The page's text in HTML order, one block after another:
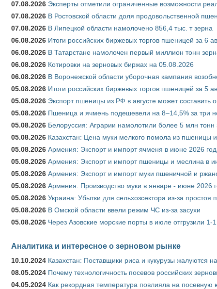
07.08.2026 Эксперты отметили ограниченные возможности
07.08.2026 В Ростовской области доля продовольственной
07.08.2026 В Липецкой области намолочено 856,4 тыс. т зерна
06.08.2026 Итоги российских биржевых торгов пшеницей за 6
06.08.2026 В Татарстане намолочен первый миллион тонн
06.08.2026 Котировки на зерновых биржах на 05.08.2026
06.08.2026 В Воронежской области уборочная кампания
05.08.2026 Итоги российских биржевых торгов пшеницей за 5
05.08.2026 Экспорт пшеницы из РФ в августе может составить
05.08.2026 Пшеница и ячмень подешевели на 8–14,5% за три
05.08.2026 Белоруссия: Аграрии намолотили более 5 млн тонн
05.08.2026 Казахстан: Цена муки мелкого помола из пшеницы
05.08.2026 Армения: Экспорт и импорт ячменя в июне 2026
05.08.2026 Армения: Экспорт и импорт пшеницы и меслина в
05.08.2026 Армения: Экспорт и импорт муки пшеничной и
05.08.2026 Армения: Производство муки в январе - июне 2026
05.08.2026 Украина: Убытки для сельхозсектора из-за простоя
05.08.2026 В Омской области ввели режим ЧС из-за засухи
05.08.2026 Через Азовские морские порты в июле отгрузили
Аналитика и интересное о зерновом рынке
10.10.2024 Казахстан: Поставщики риса и кукурузы жалуются
08.05.2024 Почему технологичность посевов российских
04.05.2024 Как рекордная температура повлияла на